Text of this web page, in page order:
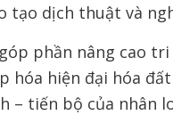
tạo dịch thuật và
phần nâng cao
hóa hiện đại hóa
– tiến bộ của nhân